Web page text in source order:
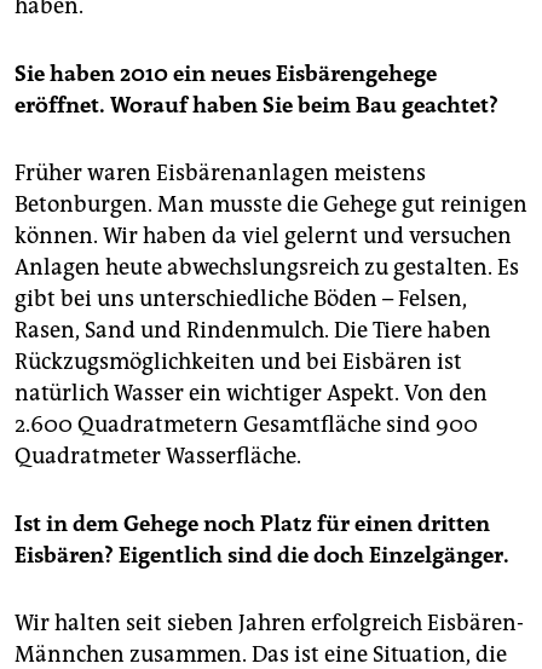
haben.
Sie haben 2010 ein neues Eisbärengehege
eröffnet. Worauf haben Sie beim Bau geachtet?
Früher waren Eisbärenanlagen meistens
Betonburgen. Man musste die Gehege gut reinigen
können. Wir haben da viel gelernt und versuchen
Anlagen heute abwechslungsreich zu gestalten. Es
gibt bei uns unterschiedliche Böden – Felsen,
Rasen, Sand und Rindenmulch. Die Tiere haben
Rückzugsmöglichkeiten und bei Eisbären ist
natürlich Wasser ein wichtiger Aspekt. Von den
2.600 Quadratmetern Gesamtfläche sind 900
Quadratmeter Wasserfläche.
Ist in dem Gehege noch Platz für einen dritten
Eisbären? Eigentlich sind die doch Einzelgänger.
Wir halten seit sieben Jahren erfolgreich Eisbären-
Männchen zusammen. Das ist eine Situation, die